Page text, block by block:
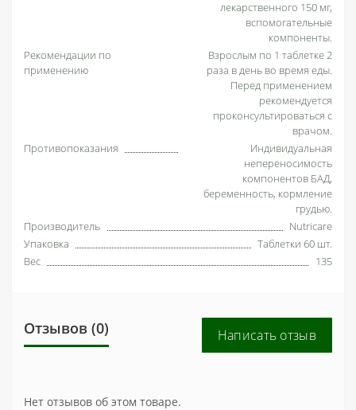
лекарственного 150 мг,
вспомогательные
компоненты.
Рекомендации по
применению
Взрослым по 1 таблетке 2
раза в день во время еды.
Перед применением
рекомендуется
проконсультироваться с
врачом.
Противопоказания
Индивидуальная
непереносимость
компонентов БАД,
беременность, кормление
грудью.
Производитель
Nutricare
Упаковка
Таблетки 60 шт.
Вес
135
Отзывов (0) Написать отзыв
Нет отзывов об этом товаре.